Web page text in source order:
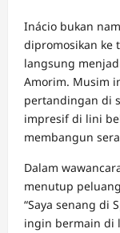
Inácio bukan
dipromosikan ke
langsung
Amorim. Musim
pertandingan di
impresif di lini
membangun
Dalam
menutup
“Saya senang di
ingin bermain di